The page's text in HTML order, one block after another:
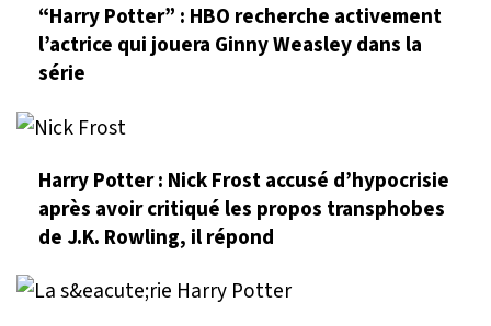
“Harry Potter” : HBO recherche activement
l’actrice qui jouera Ginny Weasley dans la
série
Harry Potter : Nick Frost accusé d’hypocrisie
après avoir critiqué les propos transphobes
de J.K. Rowling, il répond